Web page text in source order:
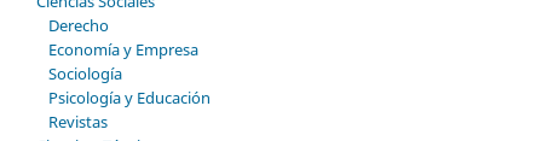
Derecho
Economía y Empresa
Sociología
Psicología y Educación
Revistas